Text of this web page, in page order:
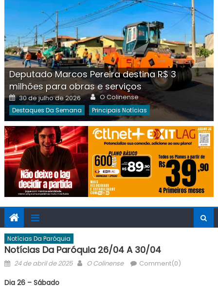
Deputado Marcos Pereira destina R$ 3
milhões para obras e serviços
Posted
on
30 de julho de 2026 Author
O Colinense
Destaques Da Semana Principais Notícias
Notícias Da Paróquia
Notícias Da Paróquia 26/04 A 30/04
Posted
24 de abril de 2025 Author
O Colinense Comment(0)
Dia 26 – Sábado